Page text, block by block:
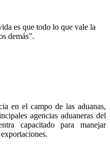
es que todo lo que vale la
demás”.
en el campo de las aduanas,
agencias aduaneras del
capacitado para manejar